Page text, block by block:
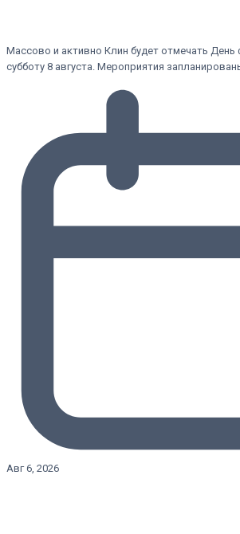
Массово и активно Клин будет отмечать День
субботу 8 августа. Мероприятия
Авг 6, 2026